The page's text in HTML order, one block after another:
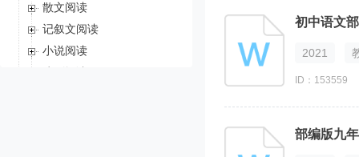
散文阅读
记叙文阅读
小说阅读
2021
ID：153559
部编版九